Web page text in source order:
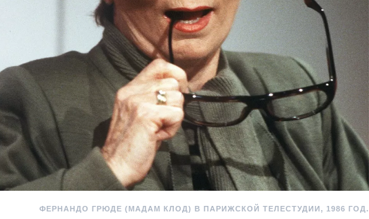
ФЕРНАНДО ГРЮДЕ (МАДАМ КЛОД) В ПАРИЖСКОЙ ТЕЛЕСТУДИИ, 1986 ГОД.